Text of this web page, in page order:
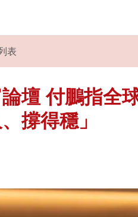
表
壇 付鵬指全
撐得穩」